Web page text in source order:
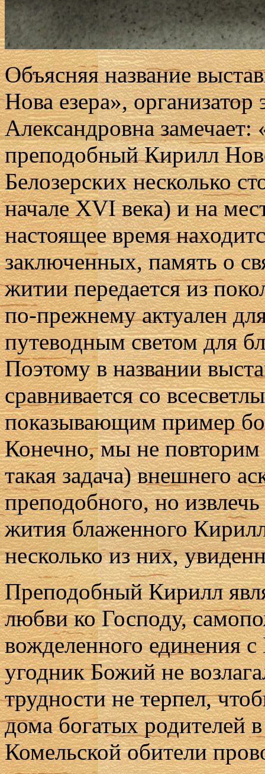
Объясняя название
Нова езера»,
Александровна замечает:
преподобный Кирилл
Белозерских несколько
начале XVI века) и на
настоящее время
заключенных, память о
житии передается из
по-прежнему актуален
путеводным светом для
Поэтому в названии
сравнивается со
показывающим пример
Конечно, мы не повторим
такая задача) внешнего
преподобного, но
жития блаженного
несколько из них,
Преподобный Кирилл
любви ко Господу,
вожделенного единения
угодник Божий не
трудности не терпел,
дома богатых родителей
Комельской обители